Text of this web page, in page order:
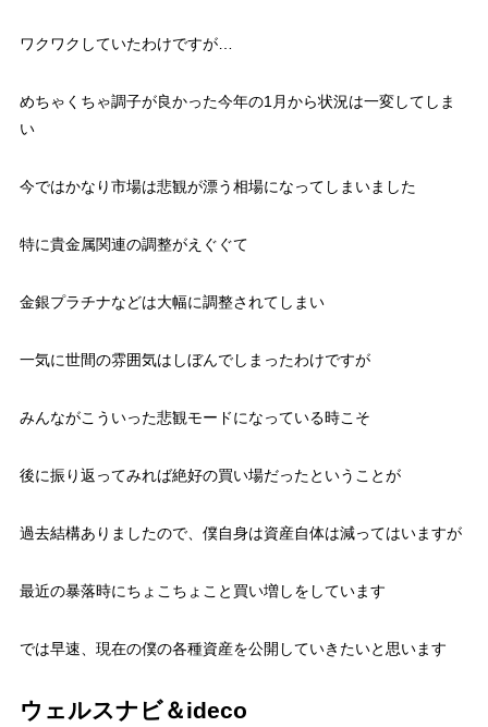
ワクワクしていたわけですが…
めちゃくちゃ調子が良かった今年の1月から状況は一変してしま
い
今ではかなり市場は悲観が漂う相場になってしまいました
特に貴金属関連の調整がえぐぐて
金銀プラチナなどは大幅に調整されてしまい
一気に世間の雰囲気はしぼんでしまったわけですが
みんながこういった悲観モードになっている時こそ
後に振り返ってみれば絶好の買い場だったということが
過去結構ありましたので、僕自身は資産自体は減ってはいますが
最近の暴落時にちょこちょこと買い増しをしています
では早速、現在の僕の各種資産を公開していきたいと思います
ウェルスナビ＆ideco